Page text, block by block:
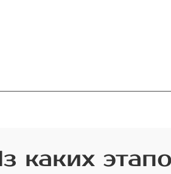
каких